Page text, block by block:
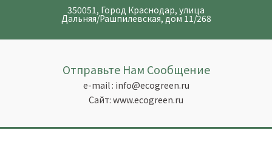
350051, Город Краснодар, улица
Дальняя/Рашпилевская, дом 11/268
Отправьте Нам Сообщение
e-mail : info@ecogreen.ru
Сайт: www.ecogreen.ru